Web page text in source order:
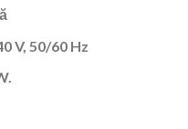
V, 50/60 Hz